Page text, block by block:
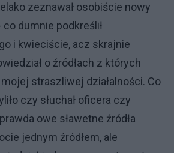
zeznawał osobiście nowy
co dumnie podkreślił
i kwieciście, acz skrajnie
o źródłach z których
straszliwej działalności. Co
czy słuchał oficera czy
owe sławetne źródła
jednym źródłem, ale